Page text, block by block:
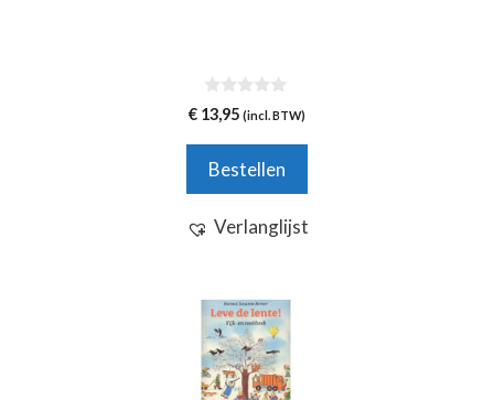
0
v
5
€ 13,95 (incl. BTW)
Bestellen
Verlanglijst